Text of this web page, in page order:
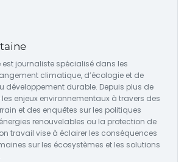
est journaliste spécialisé dans les
climatique, d’écologie et de
développement durable. Depuis plus de
enjeux environnementaux à travers des
et des enquêtes sur les politiques
renouvelables ou la protection de
travail vise à éclairer les conséquences
sur les écosystèmes et les solutions